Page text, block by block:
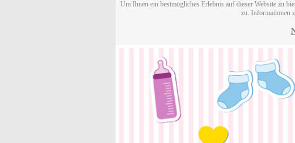
Um Ihnen ein bestmögliches Erlebnis auf dieser Website zu
zu. Informationen